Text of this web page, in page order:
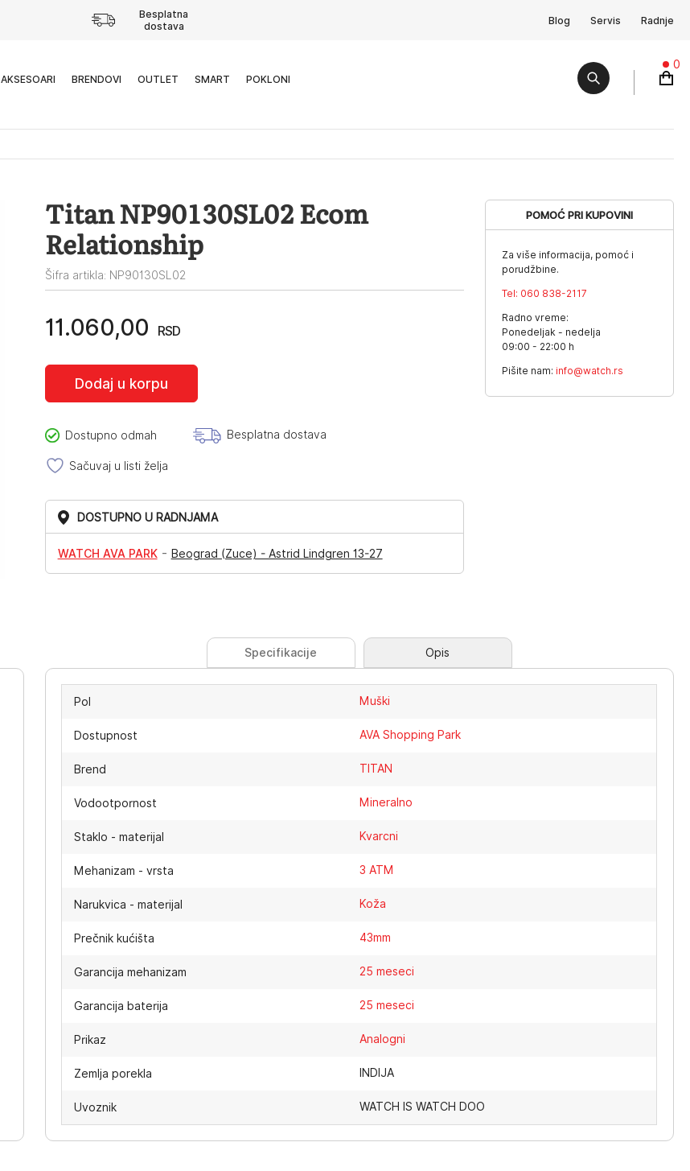
Besplatna
dostava
Blog Servis Radnje
AKSESOARI BRENDOVI OUTLET SMART POKLONI
0
Titan NP90130SL02 Ecom
Relationship
Šifra artikla: NP90130SL02
11.060,00 RSD
Dodaj u korpu
Dostupno odmah Besplatna dostava
Sačuvaj u listi želja
DOSTUPNO U RADNJAMA
WATCH AVA PARK- Beograd (Zuce) - Astrid Lindgren 13-27
POMOĆ PRI KUPOVINI
Za više informacija, pomoć i
porudžbine.
Tel: 060 838-2117
Radno vreme:
Ponedeljak - nedelja
09:00 - 22:00 h
Pišite nam: info@watch.rs
Specifikacije Opis
Pol Muški
Dostupnost AVA Shopping Park
Brend TITAN
Vodootpornost Mineralno
Staklo - materijal Kvarcni
Mehanizam - vrsta 3 ATM
Narukvica - materijal Koža
Prečnik kućišta 43mm
Garancija mehanizam 25 meseci
Garancija baterija 25 meseci
Prikaz Analogni
Zemlja porekla INDIJA
Uvoznik WATCH IS WATCH DOO